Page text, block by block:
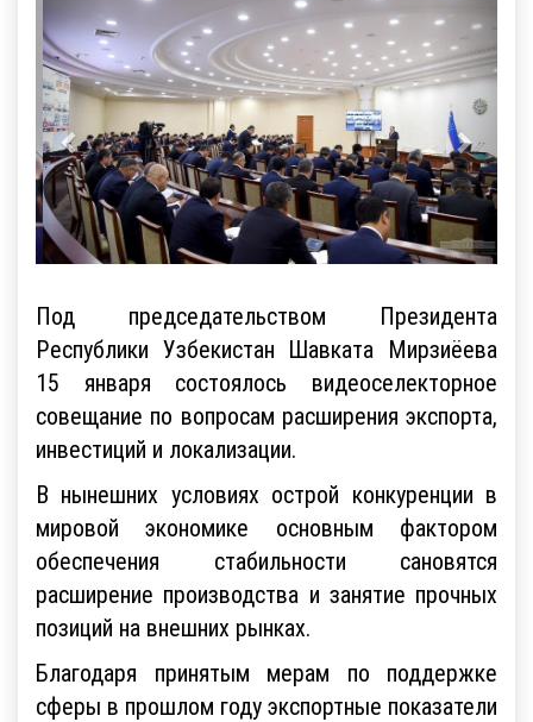
Под председательством Президента
Республики Узбекистан Шавката Мирзиёева
15 января состоялось видеоселекторное
совещание по вопросам расширения экспорта,
инвестиций и локализации.
В нынешних условиях острой конкуренции в
мировой экономике основным фактором
обеспечения стабильности сановятся
расширение производства и занятие прочных
позиций на внешних рынках.
Благодаря принятым мерам по поддержке
сферы в прошлом году экспортные показатели